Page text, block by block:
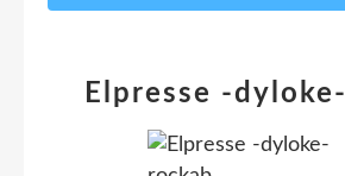
Elpresse -